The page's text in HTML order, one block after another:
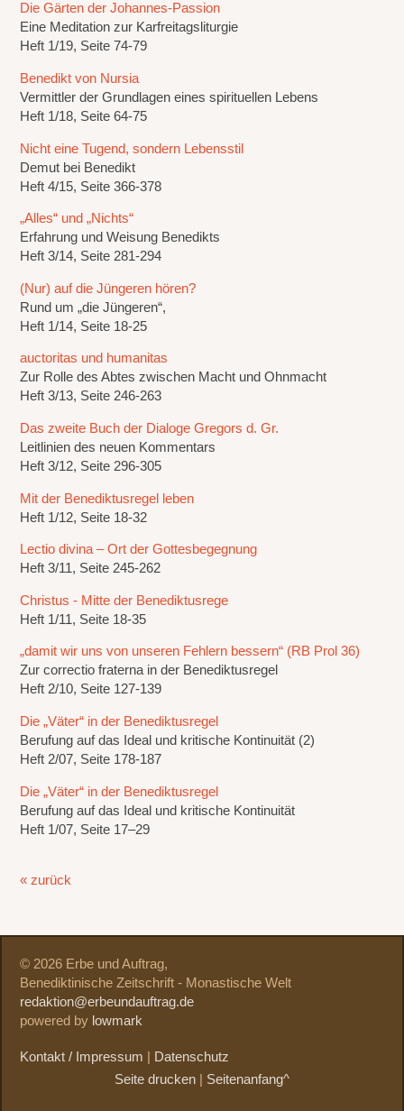
Die Gärten der Johannes-Passion
Eine Meditation zur Karfreitagsliturgie
Heft 1/19, Seite 74-79
Benedikt von Nursia
Vermittler der Grundlagen eines spirituellen Lebens
Heft 1/18, Seite 64-75
Nicht eine Tugend, sondern Lebensstil
Demut bei Benedikt
Heft 4/15, Seite 366-378
„Alles“ und „Nichts“
Erfahrung und Weisung Benedikts
Heft 3/14, Seite 281-294
(Nur) auf die Jüngeren hören?
Rund um „die Jüngeren“,
Heft 1/14, Seite 18-25
auctoritas und humanitas
Zur Rolle des Abtes zwischen Macht und Ohnmacht
Heft 3/13, Seite 246-263
Das zweite Buch der Dialoge Gregors d. Gr.
Leitlinien des neuen Kommentars
Heft 3/12, Seite 296-305
Mit der Benediktusregel leben
Heft 1/12, Seite 18-32
Lectio divina – Ort der Gottesbegegnung
Heft 3/11, Seite 245-262
Christus - Mitte der Benediktusrege
Heft 1/11, Seite 18-35
„damit wir uns von unseren Fehlern bessern“ (RB Prol 36)
Zur correctio fraterna in der Benediktusregel
Heft 2/10, Seite 127-139
Die „Väter“ in der Benediktusregel
Berufung auf das Ideal und kritische Kontinuität (2)
Heft 2/07, Seite 178-187
Die „Väter“ in der Benediktusregel
Berufung auf das Ideal und kritische Kontinuität
Heft 1/07, Seite 17–29
« zurück
© 2026 Erbe und Auftrag,
Benediktinische Zeitschrift - Monastische Welt
redaktion@erbeundauftrag.de
powered by lowmark
Kontakt / Impressum
Datenschutz
Seite drucken
Seitenanfang^